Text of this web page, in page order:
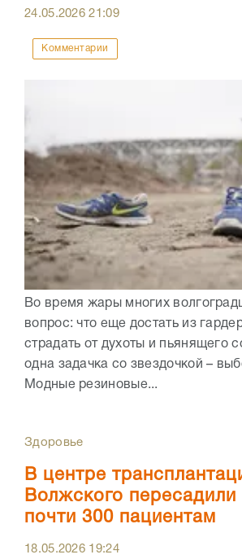
24.05.202621:09
Комментарии
Во время жары многих
вопрос: что еще достать из
страдать от духоты и пьянящего
одна задачка со звездочкой –
Модные резиновые...
Здоровье
В центре
Волжского пересадили
почти 300 пациентам
18.05.2026 19:24